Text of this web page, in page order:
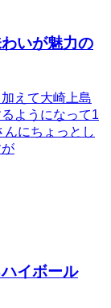
いが魅力の
えて大崎上島
ようになって1
にちょっとし
イボール